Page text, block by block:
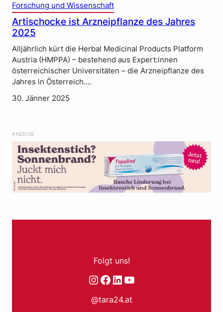
Forschung und Wissenschaft
Artischocke ist Arzneipflanze des Jahres
2025
Alljährlich kürt die Herbal Medicinal Products Platform
Austria (HMPPA) – bestehend aus Expert:innen
österreichischer Universitäten – die Arzneipflanze des
Jahres in Österreich.…
30. Jänner 2025
ANZEIGE
Folgt uns!
Instagram Facebook LinkedIn YouTube
@tara24.at